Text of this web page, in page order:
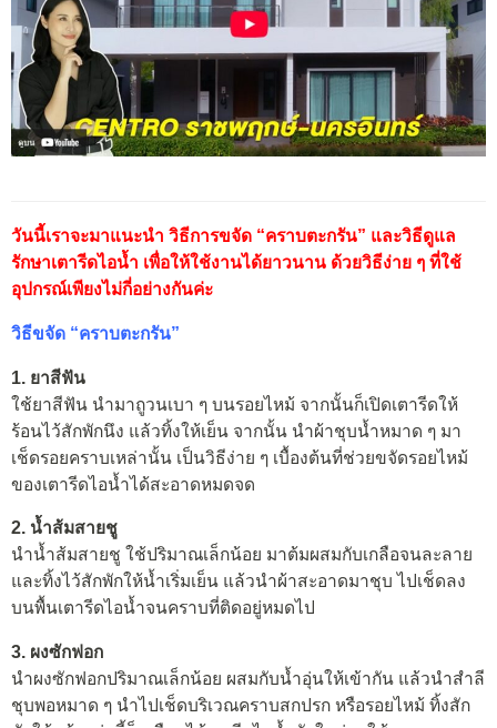
วันนี้เราจะมาแนะนำ วิธีการขจัด “คราบตะกรัน” และวิธีดูแล
รักษาเตารีดไอน้ำ เพื่อให้ใช้งานได้ยาวนาน ด้วยวิธีง่าย ๆ ที่ใช้
อุปกรณ์เพียงไม่กี่อย่างกันค่ะ
วิธีขจัด “คราบตะกรัน”
1. ยาสีฟัน
ใช้ยาสีฟัน นำมาถูวนเบา ๆ บนรอยไหม้ จากนั้นก็เปิดเตารีดให้
ร้อนไว้สักพักนึง แล้วทิ้งให้เย็น จากนั้น นำผ้าชุบน้ำหมาด ๆ มา
เช็ดรอยคราบเหล่านั้น เป็นวิธีง่าย ๆ เบื้องต้นที่ช่วยขจัดรอยไหม้
ของเตารีดไอน้ำได้สะอาดหมดจด
2. น้ำส้มสายชู
นำน้ำส้มสายชู ใช้ปริมาณเล็กน้อย มาต้มผสมกับเกลือจนละลาย
และทิ้งไว้สักพักให้น้ำเริ่มเย็น แล้วนำผ้าสะอาดมาชุบ ไปเช็ดลง
บนพื้นเตารีดไอน้ำจนคราบที่ติดอยู่หมดไป
3. ผงซักฟอก
นำผงซักฟอกปริมาณเล็กน้อย ผสมกับน้ำอุ่นให้เข้ากัน แล้วนำสำลี
ชุบพอหมาด ๆ นำไปเช็ดบริเวณคราบสกปรก หรือรอยไหม้ ทิ้งสัก